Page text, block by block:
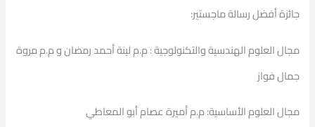
جائزة أفضل رسالة ماجستير:
مجال العلوم الهندسية والتكنولوجية : م.م لينة أحمد رمضان و م.م مروة
جمال فواز
مجال العلوم الأساسية: م.م أميرة عصام أبو المعاطي